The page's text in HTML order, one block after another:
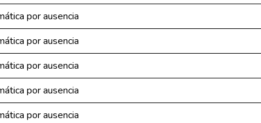
por ausencia
por ausencia
por ausencia
por ausencia
por ausencia